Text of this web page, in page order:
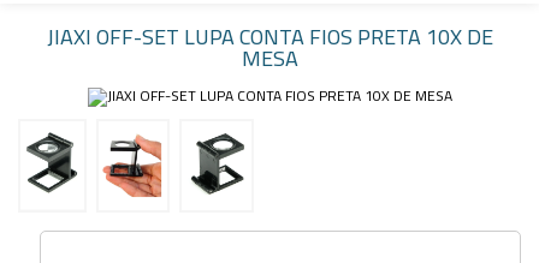
JIAXI OFF-SET LUPA CONTA FIOS PRETA 10X DE
MESA